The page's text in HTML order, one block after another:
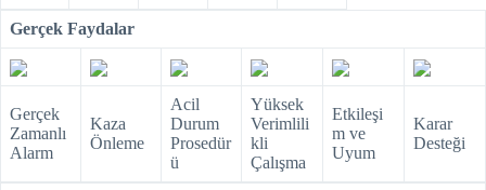
Gerçek Faydalar
Gerçek
Zamanlı
Alarm
Kaza
Önleme
Acil
Durum
Prosedür
ü
Yüksek
Verimlili
kli
Çalışma
Etkileşi
m ve
Uyum
Karar
Desteği